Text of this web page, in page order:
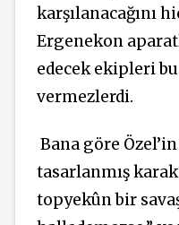
karşılanacağını
Ergenekon
edecek ekipleri
vermezlerdi.
Bana göre
tasarlanmış
topyekûn bir